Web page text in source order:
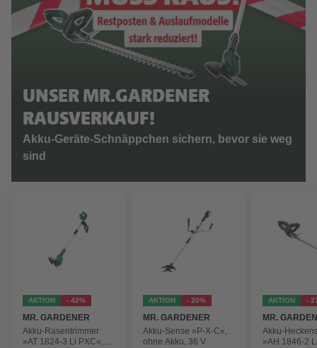
UNSER MR.GARDENER
RAUSVERKAUF!
Akku-Geräte-Schnäppchen sichern, bevor sie weg
sind
AKTION - 42%
MR. GARDENER
Akku-Rasentrimmer
»AT 1824-3 Li PXC«,
AKTION - 20%
MR. GARDENER
Akku-Sense »P-X-C«,
ohne Akku, 36 V
AKTION -
MR.
Akku-
»AH 1846-2